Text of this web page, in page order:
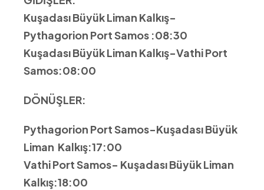
Kuşadası Büyük Liman Kalkış-
Pythagorion Port Samos :08:30
Kuşadası Büyük Liman Kalkış-Vathi Port
Samos:08:00
DÖNÜŞLER:
Pythagorion Port Samos-Kuşadası Büyük
Liman Kalkış:17:00
Vathi Port Samos- Kuşadası Büyük Liman
Kalkış:18:00